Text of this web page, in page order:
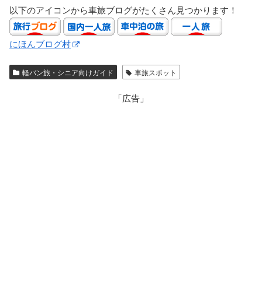
以下のアイコンから車旅ブログがたくさん見つかります！
にほんブログ村
軽バン旅・シニア向けガイド 車旅スポット
「広告」